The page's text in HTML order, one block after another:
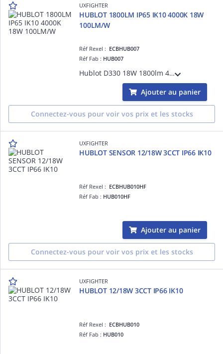
UXFIGHTER
HUBLOT 1800LM IP65 IK10 4000K 18W
100LM/W
Réf Rexel : ECBHUB007
Réf Fab : HUB007
Hublot D330 18W 1800lm 4000K IP65 IK10
Ajouter au panier
Connectez-vous pour voir vos prix et les stocks
UXFIGHTER
HUBLOT SENSOR 12/18W 3CCT IP66 IK10
Réf Rexel : ECBHUB010HF
Réf Fab : HUB010HF
Ajouter au panier
Connectez-vous pour voir vos prix et les stocks
UXFIGHTER
HUBLOT 12/18W 3CCT IP66 IK10
Réf Rexel : ECBHUB010
Réf Fab : HUB010